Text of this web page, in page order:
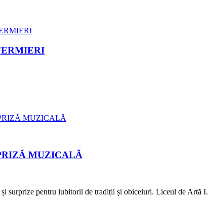
MUZICALĂ
surprize pentru iubitorii de tradiții și obiceiuri. Liceul de Artă I.